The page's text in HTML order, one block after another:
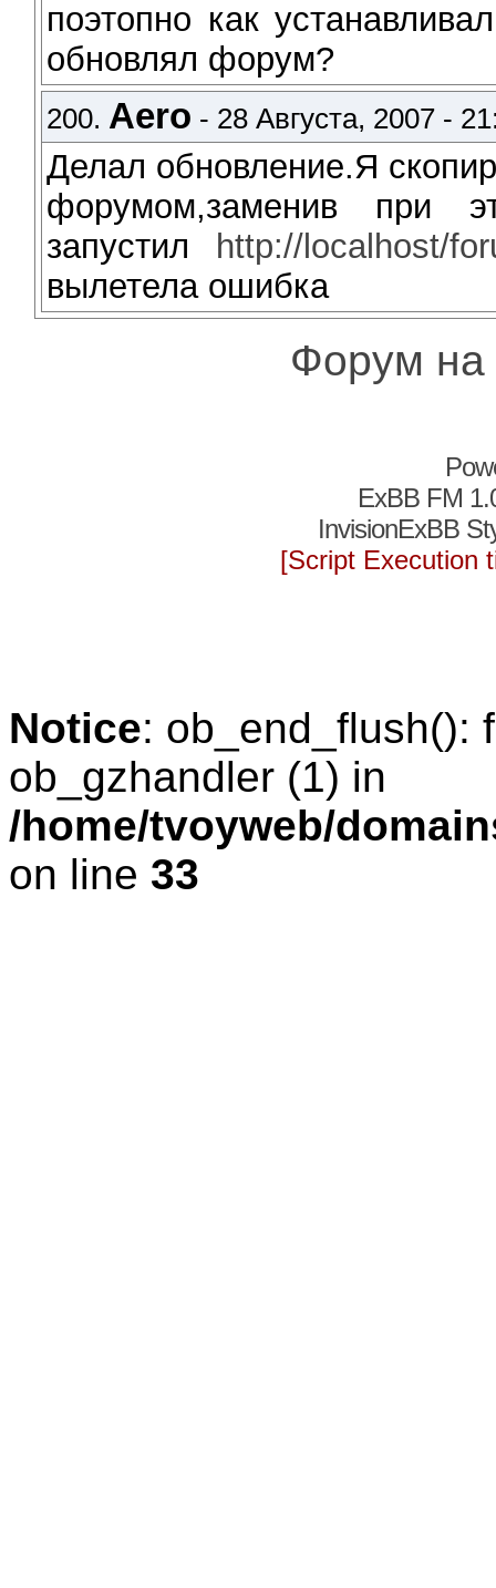
поэтопно как
обновлял форум?
200. Aero - 28 Августа, 2007 -
Делал обновление.Я
форумом,заменив при
запустил
http://localhost/
вылетела ошибка
Форум на
ExBB FM
InvisionExBB
[Script
Notice: ob_end_flush():
ob_gzhandler (1) in
/home/tvoyweb/
on line 33